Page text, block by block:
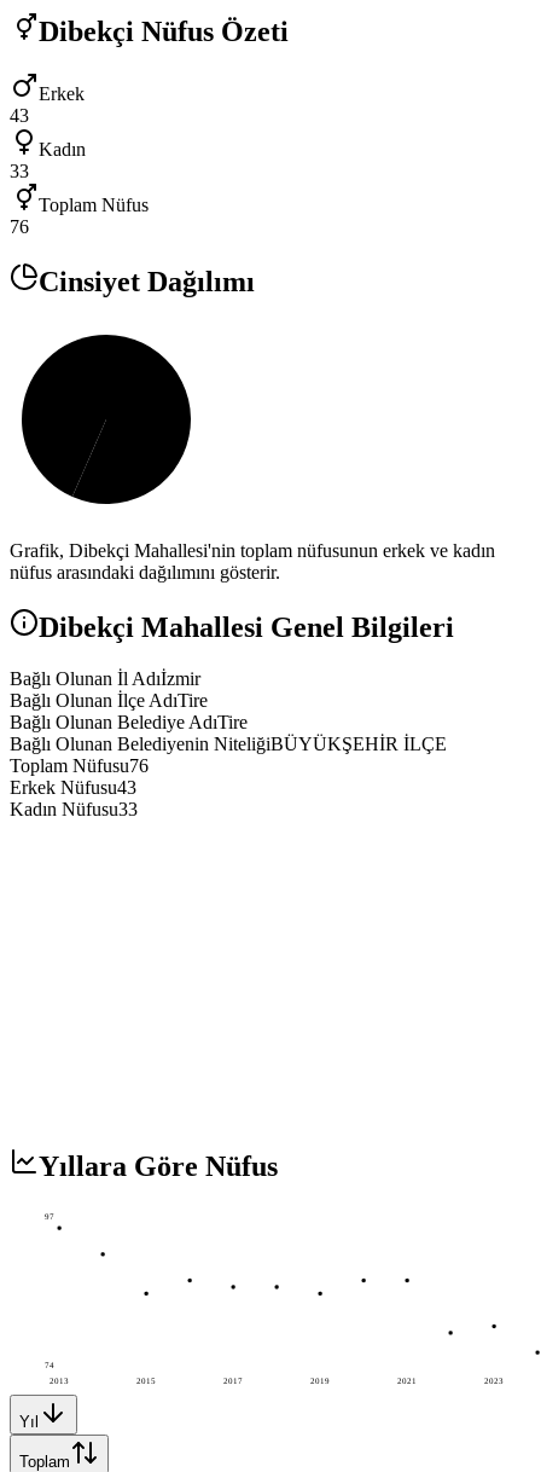
Dibekçi Nüfus Özeti
Erkek
43
Kadın
33
Toplam Nüfus
76
Cinsiyet Dağılımı
Grafik, Dibekçi Mahallesi'nin toplam nüfusunun erkek ve kadın
nüfus arasındaki dağılımını gösterir.
Dibekçi Mahallesi Genel Bilgileri
Bağlı Olunan İl Adıİzmir
Bağlı Olunan İlçe AdıTire
Bağlı Olunan Belediye AdıTire
Bağlı Olunan Belediyenin NiteliğiBÜYÜKŞEHİR İLÇE
Toplam Nüfusu76
Erkek Nüfusu43
Kadın Nüfusu33
Yıllara Göre Nüfus
2013 2015 2017 2019 2021 2023
97
74
Yıl
Toplam